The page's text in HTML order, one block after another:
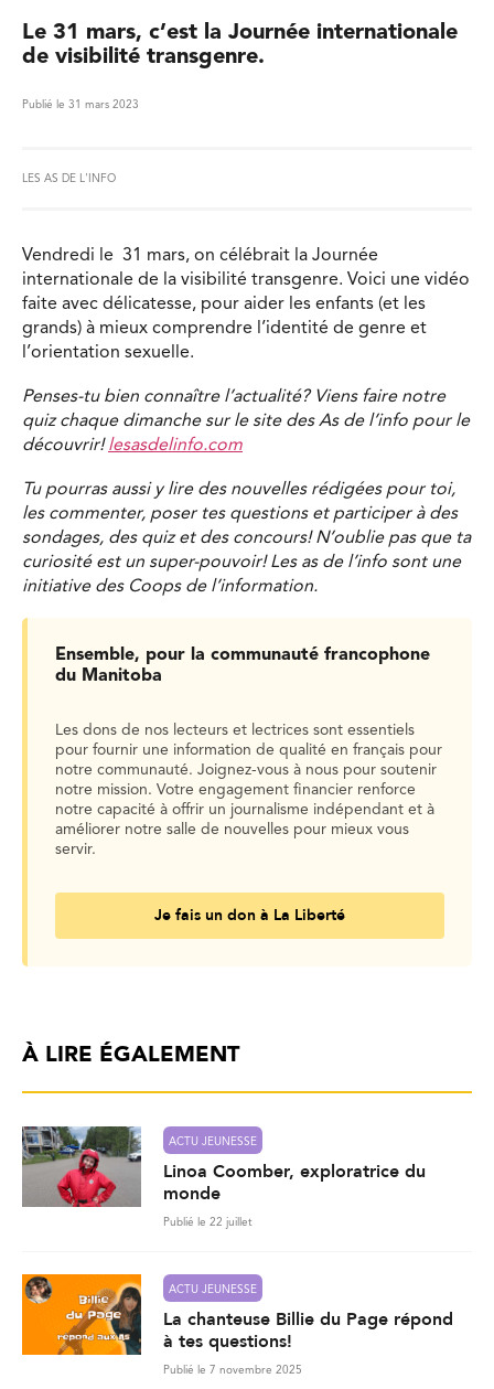
Le 31 mars, c’est la Journée internationale
de visibilité transgenre.
Publié le 31 mars 2023
LES AS DE L'INFO
Vendredi le 31 mars, on célébrait la Journée
internationale de la visibilité transgenre. Voici une vidéo
faite avec délicatesse, pour aider les enfants (et les
grands) à mieux comprendre l’identité de genre et
l’orientation sexuelle.
Penses-tu bien connaître l’actualité? Viens faire notre
quiz chaque dimanche sur le site des As de l’info pour le
découvrir!lesasdelinfo.com
Tu pourras aussi y lire des nouvelles rédigées pour toi,
les commenter, poser tes questions et participer à des
sondages, des quiz et des concours! N’oublie pas que ta
curiosité est un super-pouvoir! Les as de l’info sont une
initiative des Coops de l’information.
Ensemble, pour la communauté francophone
du Manitoba
Les dons de nos lecteurs et lectrices sont essentiels
pour fournir une information de qualité en français pour
notre communauté. Joignez-vous à nous pour soutenir
notre mission. Votre engagement financier renforce
notre capacité à offrir un journalisme indépendant et à
améliorer notre salle de nouvelles pour mieux vous
servir.
Je fais un don à La Liberté
À LIRE ÉGALEMENT
ACTU JEUNESSE
Linoa Coomber, exploratrice du
monde
Publié le 22 juillet
ACTU JEUNESSE
La chanteuse Billie du Page répond
à tes questions!
Publié le 7 novembre 2025